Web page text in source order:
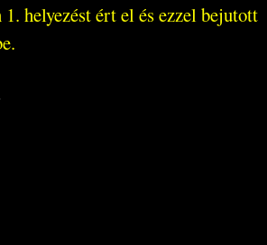
helyezést ért el és ezzel bejutott